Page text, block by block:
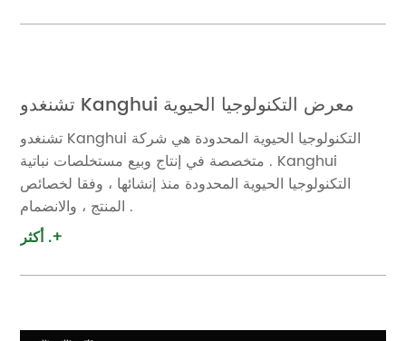
تشنغدو Kanghui معرض التكنولوجيا الحيوية
تشنغدو Kanghui التكنولوجيا الحيوية المحدودة هي شركة
متخصصة في إنتاج وبيع مستخلصات نباتية . Kanghui
التكنولوجيا الحيوية المحدودة منذ إنشائها ، وفقا لخصائص
المنتج ، والانضمام .
أكثر .+